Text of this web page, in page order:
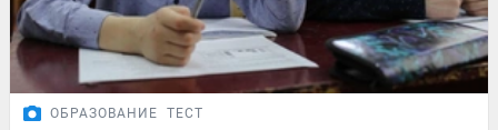
ОБРАЗОВАНИЕ ТЕСТ